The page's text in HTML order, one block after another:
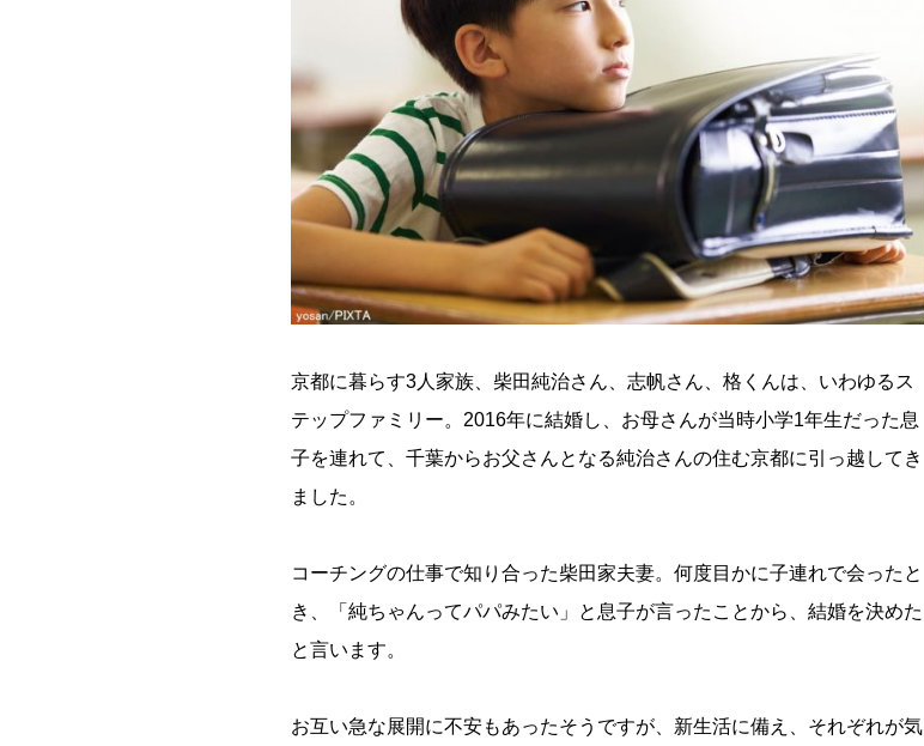
京都に暮らす3人家族、柴田純治さん、志帆さん、格くんは、いわゆるス
テップファミリー。2016年に結婚し、お母さんが当時小学1年生だった息
子を連れて、千葉からお父さんとなる純治さんの住む京都に引っ越してき
ました。
コーチングの仕事で知り合った柴田家夫妻。何度目かに子連れで会ったと
き、「純ちゃんってパパみたい」と息子が言ったことから、結婚を決めた
と言います。
お互い急な展開に不安もあったそうですが、新生活に備え、それぞれが気